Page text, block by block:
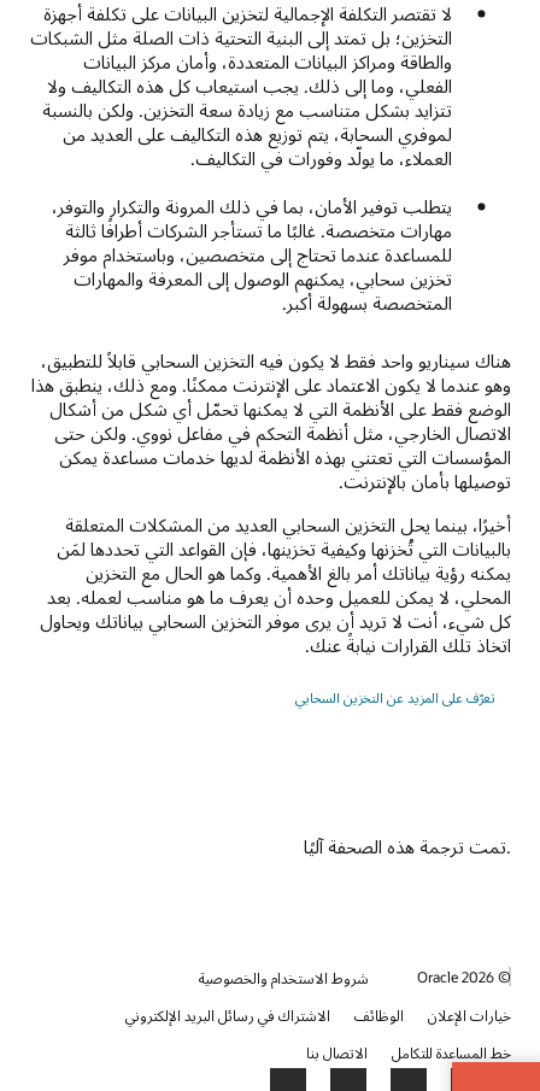
لا تقتصر التكلفة الإجمالية لتخزين البيانات على تكلفة أجهزة
التخزين؛ بل تمتد إلى البنية التحتية ذات الصلة مثل الشبكات
والطاقة ومراكز البيانات المتعددة، وأمان مركز البيانات
الفعلي، وما إلى ذلك. يجب استيعاب كل هذه التكاليف ولا
تتزايد بشكل متناسب مع زيادة سعة التخزين. ولكن بالنسبة
لموفري السحابة، يتم توزيع هذه التكاليف على العديد من
العملاء، ما يولّد وفورات في التكاليف.
يتطلب توفير الأمان، بما في ذلك المرونة والتكرار والتوفر،
مهارات متخصصة. غالبًا ما تستأجر الشركات أطرافًا ثالثة
للمساعدة عندما تحتاج إلى متخصصين، وباستخدام موفر
تخزين سحابي، يمكنهم الوصول إلى المعرفة والمهارات
المتخصصة بسهولة أكبر.
هناك سيناريو واحد فقط لا يكون فيه التخزين السحابي قابلاً للتطبيق،
وهو عندما لا يكون الاعتماد على الإنترنت ممكنًا. ومع ذلك، ينطبق هذا
الوضع فقط على الأنظمة التي لا يمكنها تحمّل أي شكل من أشكال
الاتصال الخارجي، مثل أنظمة التحكم في مفاعل نووي. ولكن حتى
المؤسسات التي تعتني بهذه الأنظمة لديها خدمات مساعدة يمكن
توصيلها بأمان بالإنترنت.
أخيرًا، بينما يحل التخزين السحابي العديد من المشكلات المتعلقة
بالبيانات التي تُخزنها وكيفية تخزينها، فإن القواعد التي تحددها لمَن
يمكنه رؤية بياناتك أمر بالغ الأهمية. وكما هو الحال مع التخزين
المحلي، لا يمكن للعميل وحده أن يعرف ما هو مناسب لعمله. بعد
كل شيء، أنت لا تريد أن يرى موفر التخزين السحابي بياناتك ويحاول
اتخاذ تلك القرارات نيابةً عنك.
تعرّف على المزيد عن التخزين السحابي
.تمت ترجمة هذه الصحفة آليًا
© 2026 Oracle
شروط الاستخدام والخصوصية
خيارات الإعلان
الوظائف
الاشتراك في رسائل البريد الإلكتروني
خط المساعدة للتكامل
الاتصال بنا